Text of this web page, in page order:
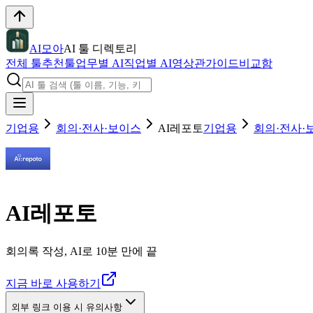
AI모아AI 툴 디렉토리
전체 툴추천툴업무별 AI직업별 AI영상관가이드비교함
기업용 회의·전사·보이스 AI레포토기업용 회의·전사·
AI레포토
회의록 작성, AI로 10분 만에 끝
지금 바로 사용하기
외부 링크 이용 시 유의사항